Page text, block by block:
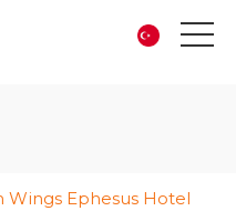
Wings Ephesus Hotel